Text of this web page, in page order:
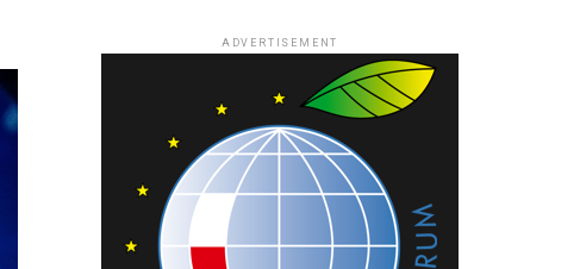
ADVERTISEMENT